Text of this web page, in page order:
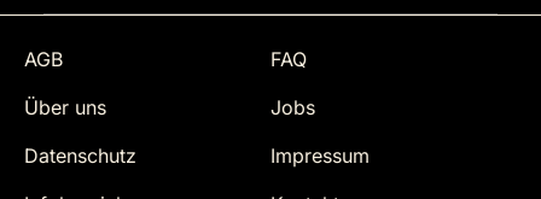
AGB
FAQ
Über uns
Jobs
Datenschutz
Impressum